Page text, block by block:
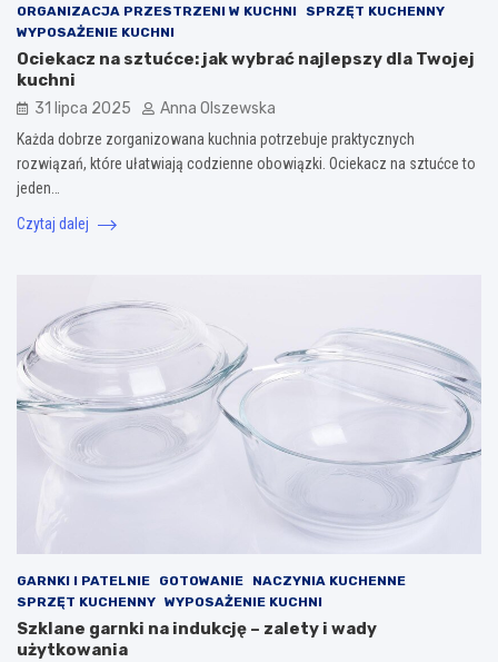
ORGANIZACJA PRZESTRZENI W KUCHNI
SPRZĘT KUCHENNY
WYPOSAŻENIE KUCHNI
Ociekacz na sztućce: jak wybrać najlepszy dla Twojej
kuchni
31 lipca 2025 Anna Olszewska
Każda dobrze zorganizowana kuchnia potrzebuje praktycznych
rozwiązań, które ułatwiają codzienne obowiązki. Ociekacz na sztućce to
jeden…
Czytaj dalej
GARNKI I PATELNIE GOTOWANIE
NACZYNIA KUCHENNE
SPRZĘT KUCHENNY WYPOSAŻENIE KUCHNI
Szklane garnki na indukcję – zalety i wady
użytkowania